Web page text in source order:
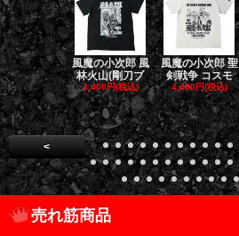
風魔の小次郎 風
林火山(剛刀ブ
4,400円(税込)
風魔の小次郎 聖
剣戦争 コスモ
4,400円(税込)
<
売れ筋商品